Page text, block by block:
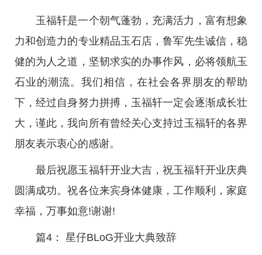
玉福轩是一个朝气蓬勃，充满活力，富有想象
力和创造力的专业精品玉石店，鲁军先生诚信，稳
健的为人之道，坚韧求实的办事作风，必将领航玉
石业的潮流。我们相信，在社会各界朋友的帮助
下，经过自身努力拼搏，玉福轩一定会逐渐成长壮
大，谨此，我向所有曾经关心支持过玉福轩的各界
朋友表示衷心的感谢。
最后祝愿玉福轩开业大吉，祝玉福轩开业庆典
圆满成功。祝各位来宾身体健康，工作顺利，家庭
幸福，万事如意!谢谢!
篇4： 星仔BLoG开业大典致辞